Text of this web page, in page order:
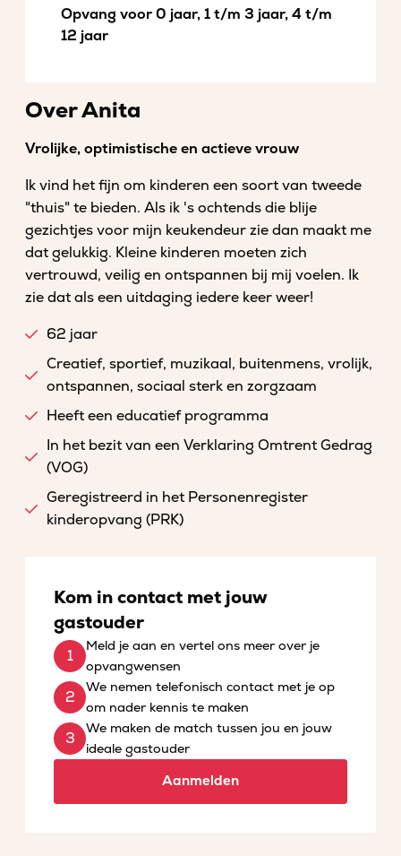
Opvang voor 0 jaar, 1 t/m 3 jaar, 4 t/m
12 jaar
Over Anita
Vrolijke, optimistische en actieve vrouw
Ik vind het fijn om kinderen een soort van tweede
"thuis" te bieden. Als ik 's ochtends die blije
gezichtjes voor mijn keukendeur zie dan maakt me
dat gelukkig. Kleine kinderen moeten zich
vertrouwd, veilig en ontspannen bij mij voelen. Ik
zie dat als een uitdaging iedere keer weer!
62 jaar
Creatief, sportief, muzikaal, buitenmens, vrolijk,
ontspannen, sociaal sterk en zorgzaam
Heeft een educatief programma
In het bezit van een Verklaring Omtrent Gedrag
(VOG)
Geregistreerd in het Personenregister
kinderopvang (PRK)
Kom in contact met jouw
gastouder
Meld je aan en vertel ons meer over je
opvangwensen
We nemen telefonisch contact met je op
om nader kennis te maken
We maken de match tussen jou en jouw
ideale gastouder
Aanmelden